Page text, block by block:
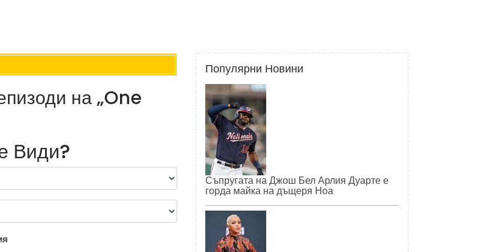
на „One
Види?
Популярни Новини
Съпругата на Джош Бел Арлия Дуарте е
горда майка на дъщеря Ноа